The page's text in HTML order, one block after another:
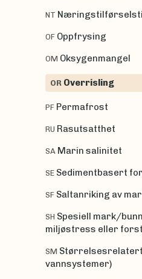
NT
OF Oppfrysing
OM Oksygenmangel
OR Overrisling
PF Permafrost
RU Rasutsatthet
SA Marin salinitet
SE Sedimentbasert
SF Saltanriking av
SH Spesiell mark/
miljøstress eller
SM
vannsystemer)